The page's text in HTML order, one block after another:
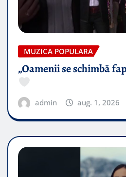
MUZICA POPULARA
„Oamenii se schimbă
admin aug. 1, 2026